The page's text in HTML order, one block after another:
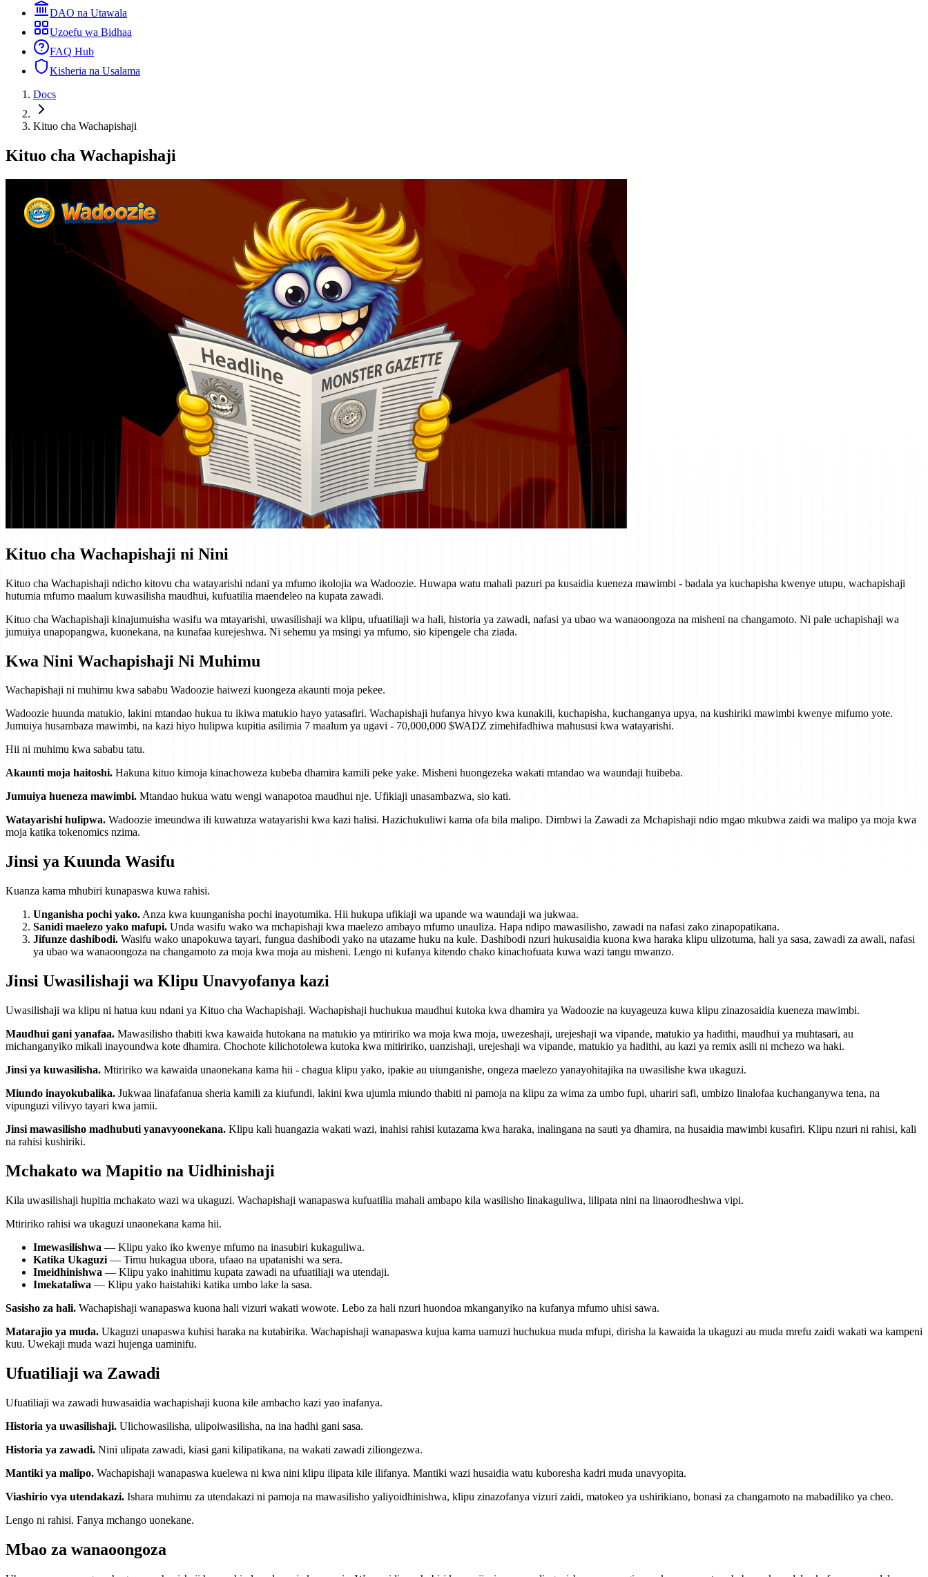
DAO na Utawala
Uzoefu wa Bidhaa
FAQ Hub
Kisheria na Usalama
Docs
Kituo cha Wachapishaji
Kituo cha Wachapishaji
Kituo cha Wachapishaji ni Nini
Kituo cha Wachapishaji ndicho kitovu cha watayarishi ndani ya mfumo ikolojia wa Wadoozie. Huwapa watu mahali pazuri pa kusaidia kueneza mawimbi - badala ya kuchapisha kwenye utupu, wachapishaji
hutumia mfumo maalum kuwasilisha maudhui, kufuatilia maendeleo na kupata zawadi.
Kituo cha Wachapishaji kinajumuisha wasifu wa mtayarishi, uwasilishaji wa klipu, ufuatiliaji wa hali, historia ya zawadi, nafasi ya ubao wa wanaoongoza na misheni na changamoto. Ni pale uchapishaji wa
jumuiya unapopangwa, kuonekana, na kunafaa kurejeshwa. Ni sehemu ya msingi ya mfumo, sio kipengele cha ziada.
Kwa Nini Wachapishaji Ni Muhimu
Wachapishaji ni muhimu kwa sababu Wadoozie haiwezi kuongeza akaunti moja pekee.
Wadoozie huunda matukio, lakini mtandao hukua tu ikiwa matukio hayo yatasafiri. Wachapishaji hufanya hivyo kwa kunakili, kuchapisha, kuchanganya upya, na kushiriki mawimbi kwenye mifumo yote.
Jumuiya husambaza mawimbi, na kazi hiyo hulipwa kupitia asilimia 7 maalum ya ugavi - 70,000,000 $WADZ zimehifadhiwa mahususi kwa watayarishi.
Hii ni muhimu kwa sababu tatu.
Akaunti moja haitoshi. Hakuna kituo kimoja kinachoweza kubeba dhamira kamili peke yake. Misheni huongezeka wakati mtandao wa waundaji huibeba.
Jumuiya hueneza mawimbi. Mtandao hukua watu wengi wanapotoa maudhui nje. Ufikiaji unasambazwa, sio kati.
Watayarishi hulipwa. Wadoozie imeundwa ili kuwatuza watayarishi kwa kazi halisi. Hazichukuliwi kama ofa bila malipo. Dimbwi la Zawadi za Mchapishaji ndio mgao mkubwa zaidi wa malipo ya moja kwa
moja katika tokenomics nzima.
Jinsi ya Kuunda Wasifu
Kuanza kama mhubiri kunapaswa kuwa rahisi.
Unganisha pochi yako. Anza kwa kuunganisha pochi inayotumika. Hii hukupa ufikiaji wa upande wa waundaji wa jukwaa.
Sanidi maelezo yako mafupi. Unda wasifu wako wa mchapishaji kwa maelezo ambayo mfumo unauliza. Hapa ndipo mawasilisho, zawadi na nafasi zako zinapopatikana.
Jifunze dashibodi. Wasifu wako unapokuwa tayari, fungua dashibodi yako na utazame huku na kule. Dashibodi nzuri hukusaidia kuona kwa haraka klipu ulizotuma, hali ya sasa, zawadi za awali, nafasi
ya ubao wa wanaoongoza na changamoto za moja kwa moja au misheni. Lengo ni kufanya kitendo chako kinachofuata kuwa wazi tangu mwanzo.
Jinsi Uwasilishaji wa Klipu Unavyofanya kazi
Uwasilishaji wa klipu ni hatua kuu ndani ya Kituo cha Wachapishaji. Wachapishaji huchukua maudhui kutoka kwa dhamira ya Wadoozie na kuyageuza kuwa klipu zinazosaidia kueneza mawimbi.
Maudhui gani yanafaa. Mawasilisho thabiti kwa kawaida hutokana na matukio ya mtiririko wa moja kwa moja, uwezeshaji, urejeshaji wa vipande, matukio ya hadithi, maudhui ya muhtasari, au
michanganyiko mikali inayoundwa kote dhamira. Chochote kilichotolewa kutoka kwa mitiririko, uanzishaji, urejeshaji wa vipande, matukio ya hadithi, au kazi ya remix asili ni mchezo wa haki.
Jinsi ya kuwasilisha. Mtiririko wa kawaida unaonekana kama hii - chagua klipu yako, ipakie au uiunganishe, ongeza maelezo yanayohitajika na uwasilishe kwa ukaguzi.
Miundo inayokubalika. Jukwaa linafafanua sheria kamili za kiufundi, lakini kwa ujumla miundo thabiti ni pamoja na klipu za wima za umbo fupi, uhariri safi, umbizo linalofaa kuchanganywa tena, na
vipunguzi vilivyo tayari kwa jamii.
Jinsi mawasilisho madhubuti yanavyoonekana. Klipu kali huangazia wakati wazi, inahisi rahisi kutazama kwa haraka, inalingana na sauti ya dhamira, na husaidia mawimbi kusafiri. Klipu nzuri ni rahisi, kali
na rahisi kushiriki.
Mchakato wa Mapitio na Uidhinishaji
Kila uwasilishaji hupitia mchakato wazi wa ukaguzi. Wachapishaji wanapaswa kufuatilia mahali ambapo kila wasilisho linakaguliwa, lilipata nini na linaorodheshwa vipi.
Mtiririko rahisi wa ukaguzi unaonekana kama hii.
Imewasilishwa — Klipu yako iko kwenye mfumo na inasubiri kukaguliwa.
Katika Ukaguzi — Timu hukagua ubora, ufaao na upatanishi wa sera.
Imeidhinishwa — Klipu yako inahitimu kupata zawadi na ufuatiliaji wa utendaji.
Imekataliwa — Klipu yako haistahiki katika umbo lake la sasa.
Sasisho za hali. Wachapishaji wanapaswa kuona hali vizuri wakati wowote. Lebo za hali nzuri huondoa mkanganyiko na kufanya mfumo uhisi sawa.
Matarajio ya muda. Ukaguzi unapaswa kuhisi haraka na kutabirika. Wachapishaji wanapaswa kujua kama uamuzi huchukua muda mfupi, dirisha la kawaida la ukaguzi au muda mrefu zaidi wakati wa kampeni
kuu. Uwekaji muda wazi hujenga uaminifu.
Ufuatiliaji wa Zawadi
Ufuatiliaji wa zawadi huwasaidia wachapishaji kuona kile ambacho kazi yao inafanya.
Historia ya uwasilishaji. Ulichowasilisha, ulipoiwasilisha, na ina hadhi gani sasa.
Historia ya zawadi. Nini ulipata zawadi, kiasi gani kilipatikana, na wakati zawadi ziliongezwa.
Mantiki ya malipo. Wachapishaji wanapaswa kuelewa ni kwa nini klipu ilipata kile ilifanya. Mantiki wazi husaidia watu kuboresha kadri muda unavyopita.
Viashirio vya utendakazi. Ishara muhimu za utendakazi ni pamoja na mawasilisho yaliyoidhinishwa, klipu zinazofanya vizuri zaidi, matokeo ya ushirikiano, bonasi za changamoto na mabadiliko ya cheo.
Lengo ni rahisi. Fanya mchango uonekane.
Mbao za wanaoongoza